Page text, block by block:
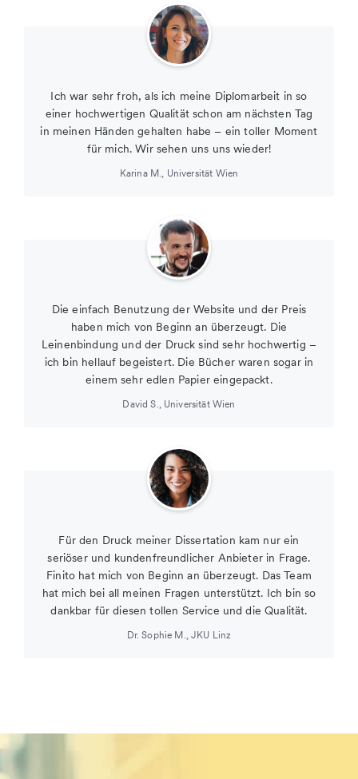
Ich war sehr froh, als ich meine Diplomarbeit in so
einer hochwertigen Qualität schon am nächsten Tag
in meinen Händen gehalten habe – ein toller Moment
für mich. Wir sehen uns uns wieder!
Karina M., Universität Wien
Die einfach Benutzung der Website und der Preis
haben mich von Beginn an überzeugt. Die
Leinenbindung und der Druck sind sehr hochwertig –
ich bin hellauf begeistert. Die Bücher waren sogar in
einem sehr edlen Papier eingepackt.
David S., Universität Wien
Für den Druck meiner Dissertation kam nur ein
seriöser und kundenfreundlicher Anbieter in Frage.
Finito hat mich von Beginn an überzeugt. Das Team
hat mich bei all meinen Fragen unterstützt. Ich bin so
dankbar für diesen tollen Service und die Qualität.
Dr. Sophie M.,JKU Linz